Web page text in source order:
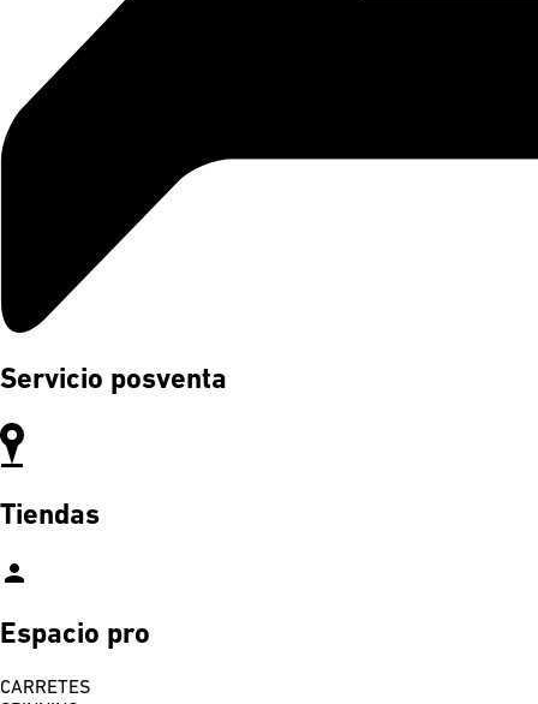
Servicio posventa
Tiendas
person
Espacio pro
CARRETES